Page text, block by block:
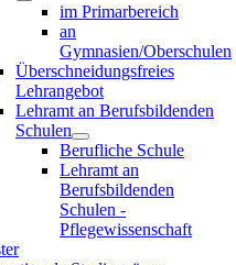
im Primarbereich
an
Gymnasien/Oberschulen
Überschneidungsfreies
Lehrangebot
Lehramt an Berufsbildenden
Schulen
Berufliche Schule
Lehramt an
Berufsbildenden
Schulen -
Pflegewissenschaft